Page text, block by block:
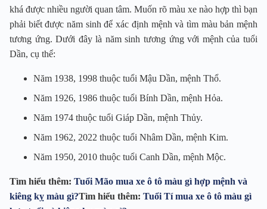
khá được nhiều người quan tâm. Muốn rõ màu xe nào hợp thì bạn
phải biết được năm sinh để xác định mệnh và tìm màu bản mệnh
tương ứng. Dưới đây là năm sinh tương ứng với mệnh của tuổi
Dần, cụ thể:
Năm 1938, 1998 thuộc tuổi Mậu Dần, mệnh Thổ.
Năm 1926, 1986 thuộc tuổi Bính Dần, mệnh Hỏa.
Năm 1974 thuộc tuổi Giáp Dần, mệnh Thủy.
Năm 1962, 2022 thuộc tuổi Nhâm Dần, mệnh Kim.
Năm 1950, 2010 thuộc tuổi Canh Dần, mệnh Mộc.
Tìm hiểu thêm: Tuổi Mão mua xe ô tô màu gì hợp mệnh và
kiêng kỵ màu gì?Tìm hiểu thêm: Tuổi Tí mua xe ô tô màu gì